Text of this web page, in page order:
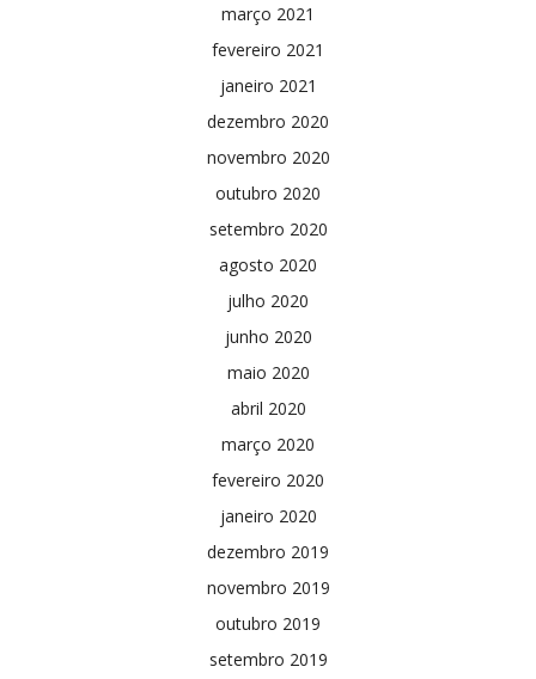
março 2021
fevereiro 2021
janeiro 2021
dezembro 2020
novembro 2020
outubro 2020
setembro 2020
agosto 2020
julho 2020
junho 2020
maio 2020
abril 2020
março 2020
fevereiro 2020
janeiro 2020
dezembro 2019
novembro 2019
outubro 2019
setembro 2019